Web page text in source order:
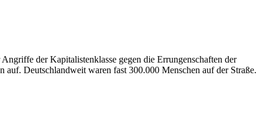
der Kapitalistenklasse gegen die Errungenschaften der
Deutschlandweit waren fast 300.000 Menschen auf der Straße.